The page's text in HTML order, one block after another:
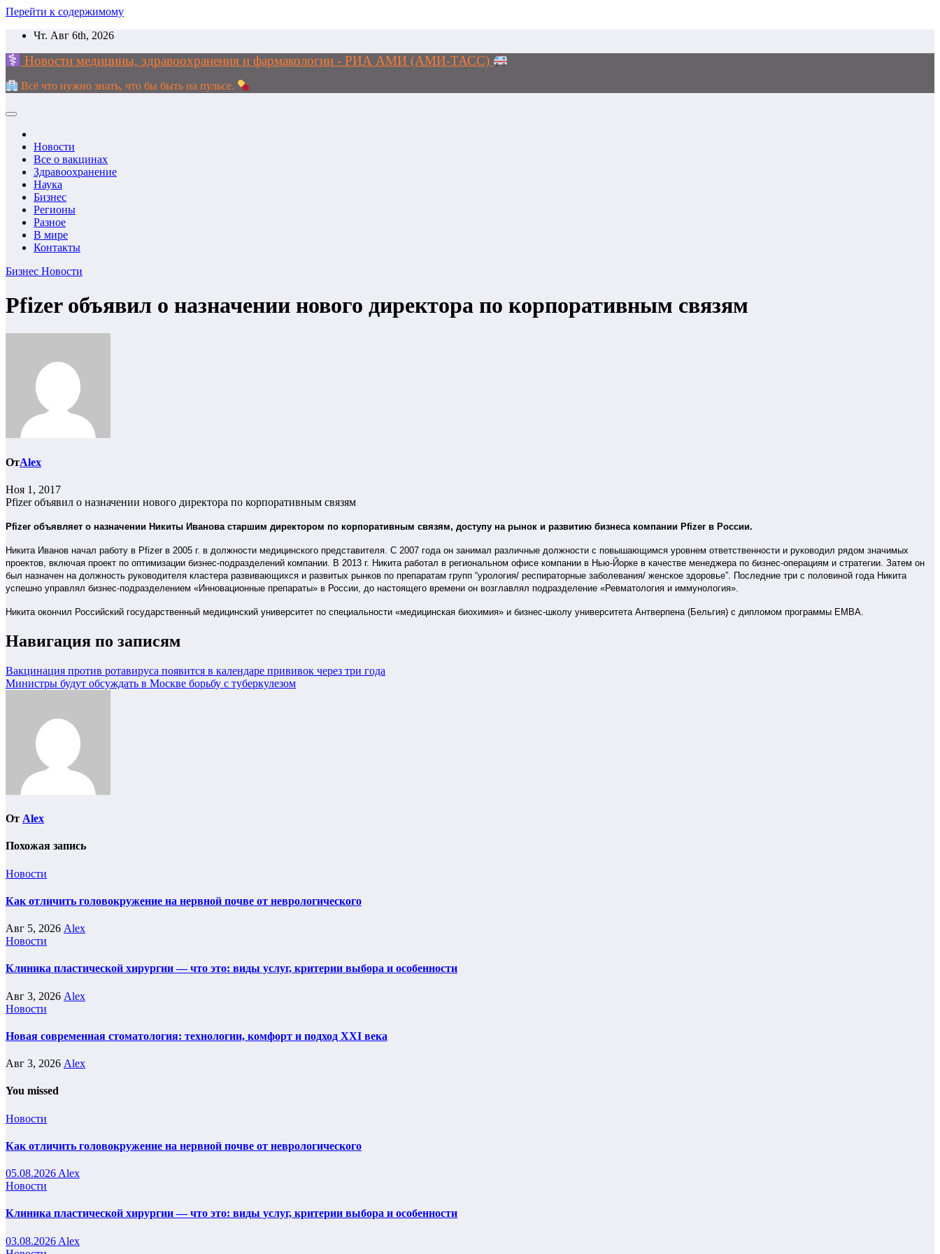
Перейти к содержимому
Чт. Авг 6th, 2026
Новости медицины, здравоохранения и фармакологии - РИА АМИ (АМИ-ТАСС)
Всё что нужно знать, что бы быть на пульсе.
Новости
Все о вакцинах
Здравоохранение
Наука
Бизнес
Регионы
Разное
В мире
Контакты
Бизнес Новости
Pfizer объявил о назначении нового директора по корпоративным связям
ОтAlex
Ноя 1, 2017
Pfizer объявил о назначении нового директора по корпоративным связям
Pfizer объявляет о назначении Никиты Иванова старшим директором по корпоративным связям, доступу на рынок и развитию бизнеса компании Pfizer в России.
Никита Иванов начал работу в Pfizer в 2005 г. в должности медицинского представителя. С 2007 года он занимал различные должности с повышающимся уровнем ответственности и руководил рядом значимых
проектов, включая проект по оптимизации бизнес-подразделений компании. В 2013 г. Никита работал в региональном офисе компании в Нью-Йорке в качестве менеджера по бизнес-операциям и стратегии. Затем он
был назначен на должность руководителя кластера развивающихся и развитых рынков по препаратам групп “урология/ респираторные заболевания/ женское здоровье”. Последние три с половиной года Никита
успешно управлял бизнес-подразделением «Инновационные препараты» в России, до настоящего времени он возглавлял подразделение «Ревматология и иммунология».
Никита окончил Российский государственный медицинский университет по специальности «медицинская биохимия» и бизнес-школу университета Антверпена (Бельгия) c дипломом программы EMBA.
Навигация по записям
Вакцинация против ротавируса появится в календаре прививок через три года
Министры будут обсуждать в Москве борьбу с туберкулезом
От Alex
Похожая запись
Новости
Как отличить головокружение на нервной почве от неврологического
Авг 5, 2026 Alex
Новости
Клиника пластической хирургии — что это: виды услуг, критерии выбора и особенности
Авг 3, 2026 Alex
Новости
Новая современная стоматология: технологии, комфорт и подход XXI века
Авг 3, 2026 Alex
You missed
Новости
Как отличить головокружение на нервной почве от неврологического
05.08.2026 Alex
Новости
Клиника пластической хирургии — что это: виды услуг, критерии выбора и особенности
03.08.2026 Alex